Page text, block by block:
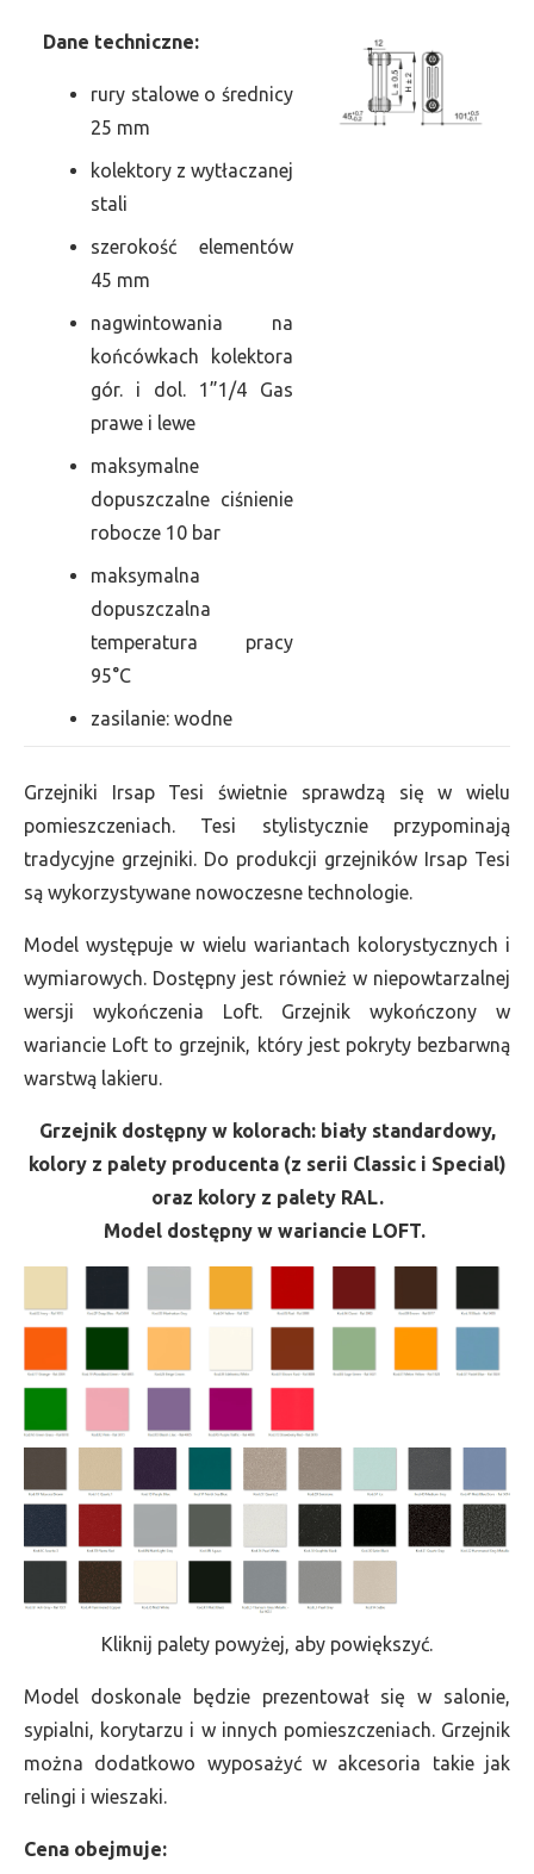
Dane techniczne:
rury stalowe o średnicy
25 mm
kolektory z wytłaczanej
stali
szerokość elementów
45 mm
nagwintowania na
końcówkach kolektora
gór. i dol. 1”1/4 Gas
prawe i lewe
maksymalne
dopuszczalne ciśnienie
robocze 10 bar
maksymalna
dopuszczalna
temperatura pracy
95°C
zasilanie: wodne
Grzejniki Irsap Tesi świetnie sprawdzą się w wielu
pomieszczeniach. Tesi stylistycznie przypominają
tradycyjne grzejniki. Do produkcji grzejników Irsap Tesi
są wykorzystywane nowoczesne technologie.
Model występuje w wielu wariantach kolorystycznych i
wymiarowych. Dostępny jest również w niepowtarzalnej
wersji wykończenia Loft. Grzejnik wykończony w
wariancie Loft to grzejnik, który jest pokryty bezbarwną
warstwą lakieru.
Grzejnik dostępny w kolorach: biały standardowy,
kolory z palety producenta (z serii Classic i Special)
oraz kolory z palety RAL.
Model dostępny w wariancie LOFT.
Kliknij palety powyżej, aby powiększyć.
Model doskonale będzie prezentował się w salonie,
sypialni, korytarzu i w innych pomieszczeniach. Grzejnik
można dodatkowo wyposażyć w akcesoria takie jak
relingi i wieszaki.
Cena obejmuje: